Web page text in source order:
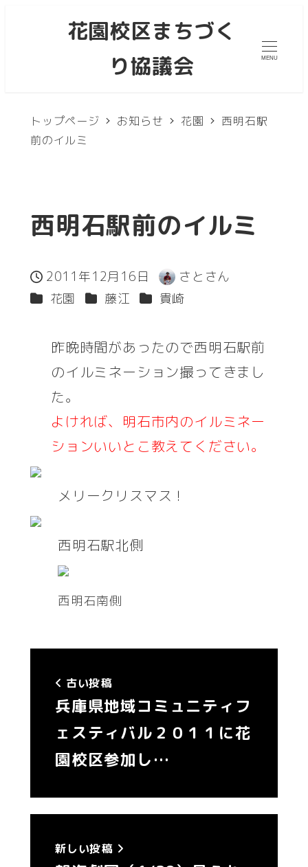
花園校区まちづく
り協議会
MENU
トップページ お知らせ 花園
西明石駅
前のイルミ
西明石駅前のイルミ
投稿日
2011年12月16日
著
者
さとさん
カテゴリー
花園 カテゴリー
藤江 カテゴリー
貴崎
昨晩時間があったので西明石駅前
のイルミネーション撮ってきまし
た。
よければ、明石市内のイルミネー
ションいいとこ教えてください。
メリークリスマス！
西明石駅北側
西明石南側
古い投稿
兵庫県地域コミュニティフ
ェスティバル２０１１に花
園校区参加し…
新しい投稿